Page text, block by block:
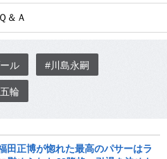
＆Ａ
ル #川島永嗣
輪
田正博が惚れた最高のパサーはラ